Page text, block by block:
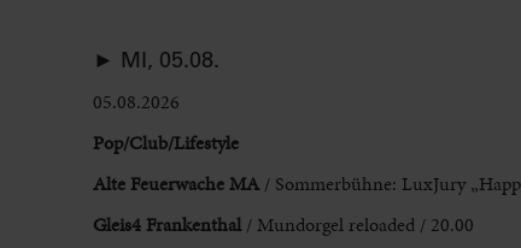
► MI, 05.08.
05.08.2026
Pop/Club/Lifestyle
Alte Feuerwache MA/ Sommerbühne: LuxJury
Gleis4 Frankenthal / Mundorgel reloaded / 20.00